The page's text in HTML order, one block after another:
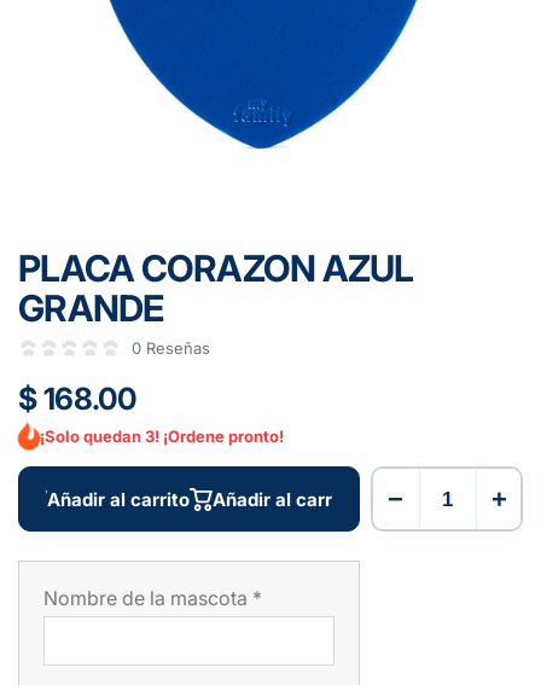
PLACA CORAZON AZUL
GRANDE
0 Reseñas
$ 168.00
¡Solo quedan 3! ¡Ordene pronto!
Nombre de la mascota *
Añadir al carrito Añadir al carrito − +